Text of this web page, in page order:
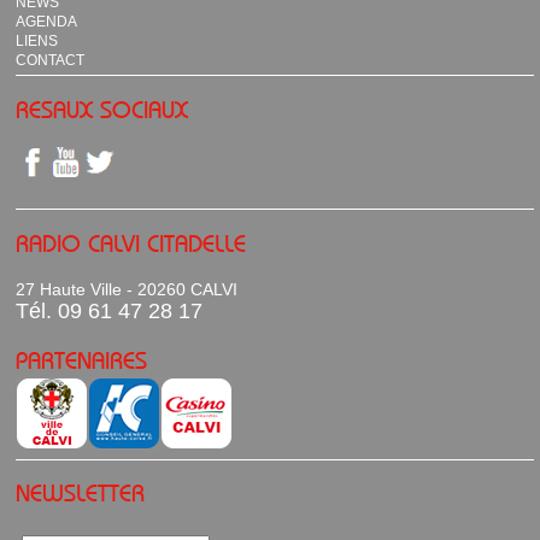
AGENDA
LIENS
CONTACT
RESAUX SOCIAUX
RADIO CALVI CITADELLE
27 Haute Ville - 20260 CALVI
Tél. 09 61 47 28 17
PARTENAIRES
NEWSLETTER